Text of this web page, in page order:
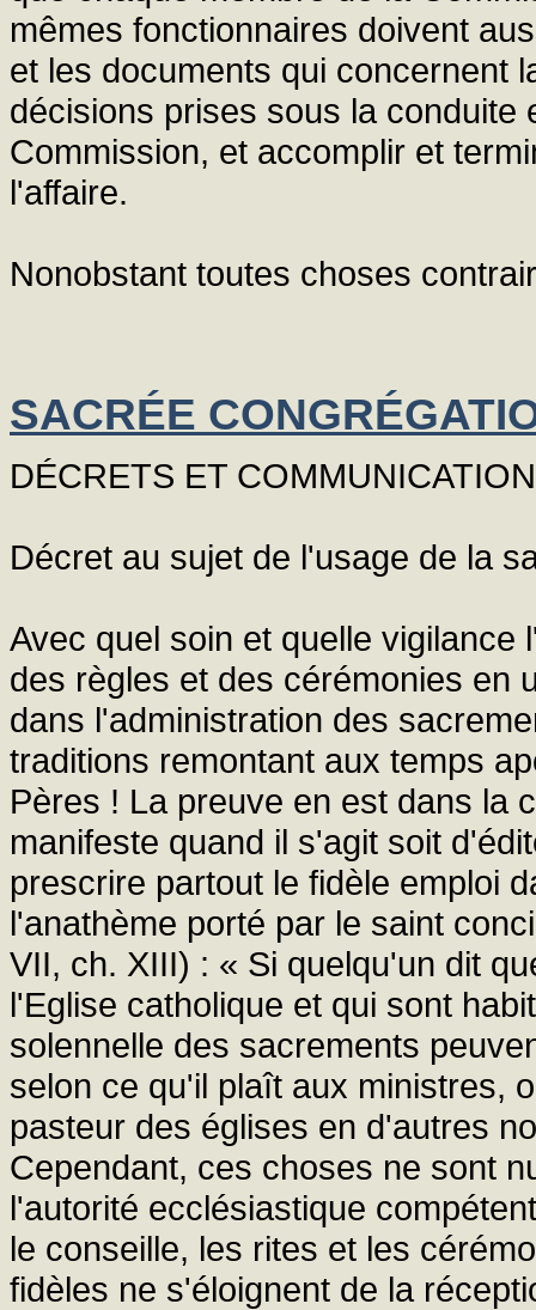
mêmes fonctionnaires doivent
et les documents qui concernent
décisions prises sous la conduite
Commission, et accomplir et
l'affaire.
Nonobstant toutes choses
SACRÉE
DÉCRETS ET
Décret au sujet de l'usage de la
Avec quel soin et quelle vigilance
des règles et des cérémonies en
dans l'administration des
traditions remontant aux temps
Pères ! La preuve en est dans la
manifeste quand il s'agit soit
prescrire partout le fidèle emploi
l'anathème porté par le saint
VII, ch. XIII) : « Si quelqu'un dit
l'Eglise catholique et qui sont
solennelle des sacrements
selon ce qu'il plaît aux ministres,
pasteur des églises en d'autres
Cependant, ces choses ne sont
l'autorité ecclésiastique
le conseille, les rites et les
fidèles ne s'éloignent de la